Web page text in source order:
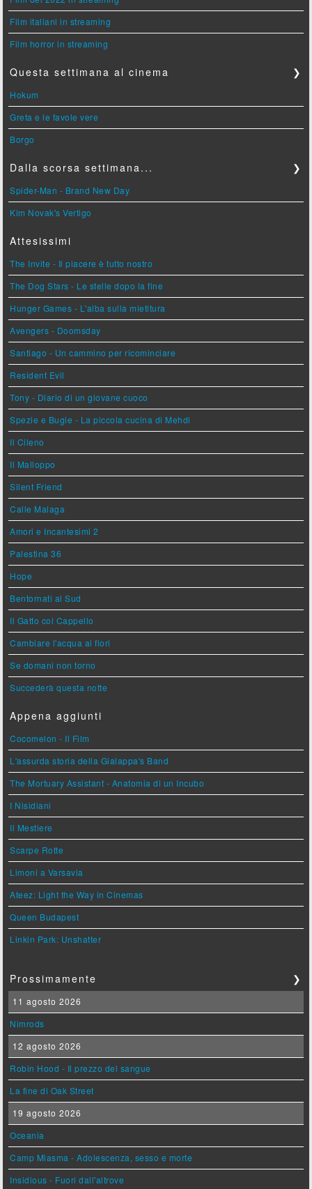
Film italiani in streaming
Film horror in streaming
Questa settimana al cinema ❯
Hokum
Greta e le favole vere
Borgo
Dalla scorsa settimana... ❯
Spider-Man - Brand New Day
Kim Novak's Vertigo
Attesissimi
The Invite - Il piacere è tutto nostro
The Dog Stars - Le stelle dopo la fine
Hunger Games - L'alba sulla mietitura
Avengers - Doomsday
Santiago - Un cammino per ricominciare
Resident Evil
Tony - Diario di un giovane cuoco
Spezie e Bugie - La piccola cucina di Mehdi
Il Cileno
Il Malloppo
Silent Friend
Calle Malaga
Amori e Incantesimi 2
Palestina 36
Hope
Bentornati al Sud
Il Gatto col Cappello
Cambiare l'acqua ai fiori
Se domani non torno
Succederà questa notte
Appena aggiunti
Cocomelon - Il Film
L'assurda storia della Gialappa's Band
The Mortuary Assistant - Anatomia di un Incubo
I Nisidiani
Il Mestiere
Scarpe Rotte
Limoni a Varsavia
Ateez: Light the Way in Cinemas
Queen Budapest
Linkin Park: Unshatter
Prossimamente ❯
11 agosto 2026
Nimrods
12 agosto 2026
Robin Hood - Il prezzo del sangue
La fine di Oak Street
19 agosto 2026
Oceania
Camp Miasma - Adolescenza, sesso e morte
Insidious - Fuori dall'altrove